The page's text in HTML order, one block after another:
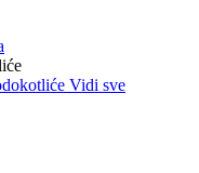
Vidi sve